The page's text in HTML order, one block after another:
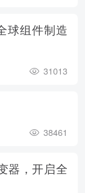
球组件制造
31013
38461
器，开启全